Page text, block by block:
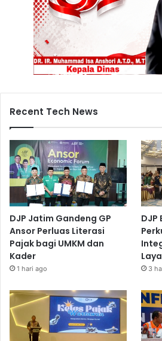
Recent Tech News
DJP Jatim Gandeng GP
Ansor Perluas Literasi
Pajak bagi UMKM dan
Kader
1 hari ago
DJP
3